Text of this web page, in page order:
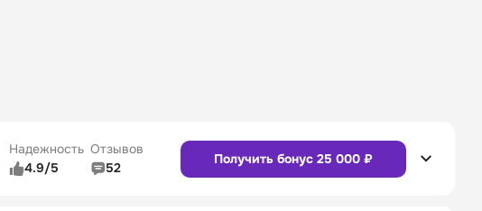
Надежность
4.9/5
Отзывов
52
Получить бонус 25 000 ₽